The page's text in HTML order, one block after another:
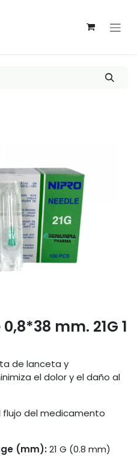
mm. 21G 1
de lanceta y
el dolor y el daño al
flujo del medicamento
(mm):21 G (0.8 mm)